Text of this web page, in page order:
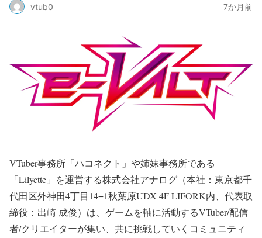
vtub0 7か月前
VTuber事務所「ハコネクト」や姉妹事務所である
「Lilyette」を運営する株式会社アナログ（本社：東京都千
代田区外神田4丁目14−1秋葉原UDX 4F LIFORK内、代表取
締役：出崎 成俊）は、ゲームを軸に活動するVTuber/配信
者/クリエイターが集い、共に挑戦していくコミュニティ